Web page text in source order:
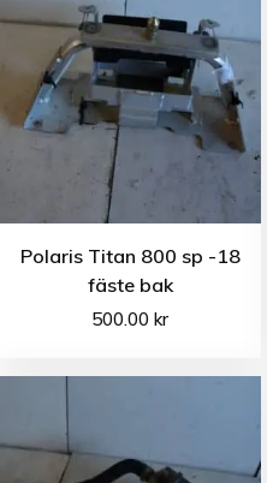
Polaris Titan 800 sp -18
fäste bak
500.00kr